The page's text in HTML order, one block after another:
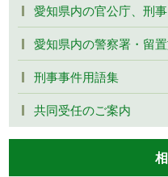
愛知県内の官公庁、刑
愛知県内の警察署・留
刑事事件用語集
共同受任のご案内